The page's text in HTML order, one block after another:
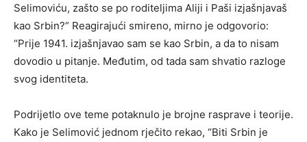
Selimoviću, zašto se po roditeljima Aliji i Paši izjašnjavaš
kao Srbin?” Reagirajući smireno, mirno je odgovorio:
“Prije 1941. izjašnjavao sam se kao Srbin, a da to nisam
dovodio u pitanje. Međutim, od tada sam shvatio razloge
svog identiteta.
Podrijetlo ove teme potaknulo je brojne rasprave i teorije.
Kako je Selimović jednom rječito rekao, “Biti Srbin je